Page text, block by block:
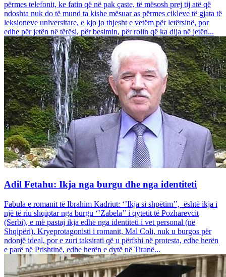
përmes telefonit, ke fatin që në pak çaste, të mësosh prej tij atë që
ndoshta nuk do të mund ta kishe mësuar as përmes cikleve të gjata të
leksioneve universitare, e kjo jo thjesht e vetëm për letërsinë, por
edhe për jetën në tërësi, për besimin, për rolin që ka dija në jetën...
Adil Fetahu: Ikja nga burgu dhe nga identiteti
Fabula e romanit të Ibrahim Kadriut: ‘’Ikja si shpëtim’’, është ikja i
një të riu shqiptar nga burgu ‘’Zabela’’ i qytetit të Pozharevcit
(Serbi), e më pastaj ikja edhe nga identiteti i vet personal (në
Shqipëri). Kryeprotagonisti i romanit, Mal Coli, nuk u burgos për
ndonjë ideal, por e zuri taksirati që u përfshi në protesta, edhe herën
e parë në Prishtinë, edhe herën e dytë në Tiranë...